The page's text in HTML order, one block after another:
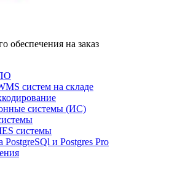
обеспечения на заказ
систем на складе
системы (ИС)
системы
и Postgres Pro